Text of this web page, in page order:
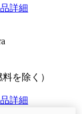
詳細
を除く）
詳細